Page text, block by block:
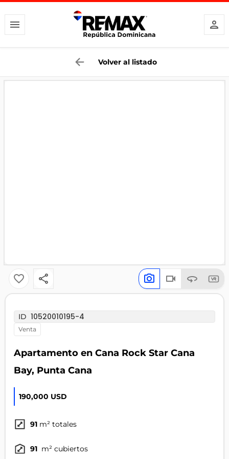
Volver al listado
ID 10520010195-4
venta
Apartamento en Cana Rock Star Cana
Bay, Punta Cana
190,000 USD
91 m² totales
91 m² cubiertos